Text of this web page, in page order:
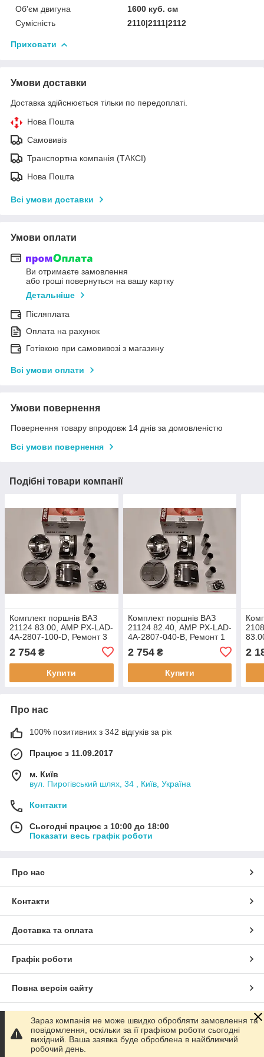
Об'єм двигуна
1600 куб. cм
Сумісність
2110|2111|2112
Приховати
Умови доставки
Доставка здійснюється тільки по передоплаті.
Нова Пошта
Самовивіз
Транспортна компанія (ТАКСІ)
Нова Пошта
Всі умови доставки
Умови оплати
Ви отримаєте замовлення
або гроші повернуться на вашу картку
Детальніше
Післяплата
Оплата на рахунок
Готівкою при самовивозі з магазину
Всі умови оплати
Умови повернення
Повернення товару впродовж 14 днів за домовленістю
Всі умови повернення
Подібні товари компанії
Комплект поршнів ВАЗ
21124 83.00, AMP PX-LAD-
4A-2807-100-D, Ремонт 3
2 754 ₴
Купити
Комплект поршнів ВАЗ
21124 82.40, AMP PX-LAD-
4A-2807-040-B, Ремонт 1
2 754₴
Купити
2
Про нас
100% позитивних з 342 відгуків за рік
Працює з 11.09.2017
м. Київ
вул. Пирогівський шлях, 34 , Київ, Україна
Контакти
Сьогодні працює з 10:00 до 18:00
Показати весь графік роботи
Про нас
Контакти
Доставка та оплата
Графік роботи
Повна версія сайту
Сайт створено на маркетплейсі Prom.ua
Політика конфіденційності
Зараз компанія не може швидко обробляти замовлення та
повідомлення, оскільки за її графіком роботи сьогодні
вихідний. Ваша заявка буде оброблена в найближчий
робочий день.